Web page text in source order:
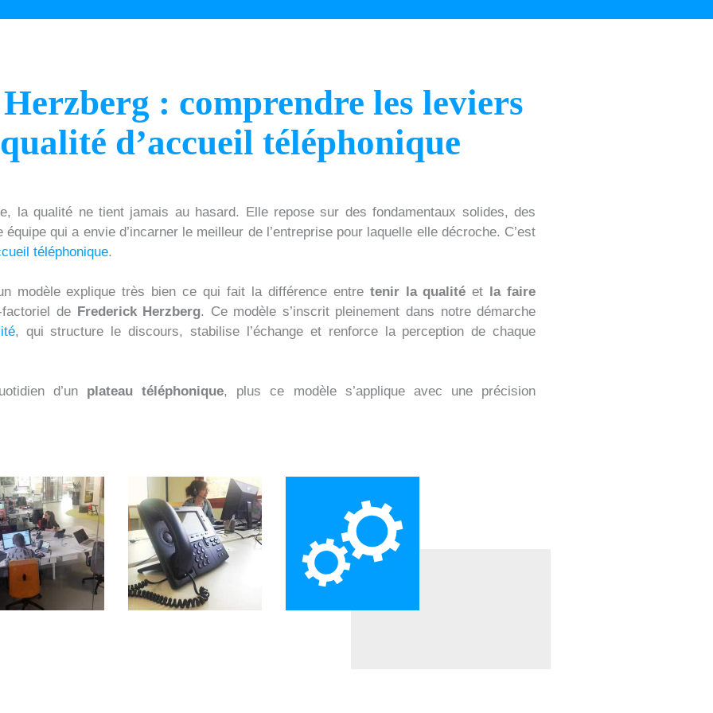
: comprendre les leviers
d’accueil téléphonique
la qualité ne tient jamais au hasard. Elle repose sur des fondamentaux solides, des
qui a envie d’incarner le meilleur de l’entreprise pour laquelle elle décroche. C’est
téléphonique.
modèle explique très bien ce qui fait la différence entre tenir la qualité et
la faire
de Frederick Herzberg. Ce modèle s’inscrit pleinement dans notre démarche
, qui structure le discours, stabilise l’échange et renforce la perception de chaque
d’un plateau téléphonique, plus ce modèle s’applique avec une précision